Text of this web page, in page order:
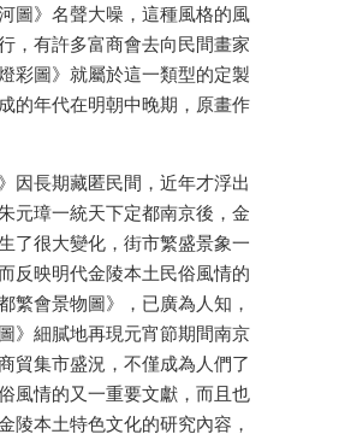
圖》名聲大噪，這種風格的風
，有許多富商會去向民間畫家
彩圖》就屬於這一類型的定製
的年代在明朝中晚期，原畫作
因長期藏匿民間，近年才浮出
元璋一統天下定都南京後，金
了很大變化，街市繁盛景象一
反映明代金陵本土民俗風情的
繁會景物圖》，已廣為人知，
》細膩地再現元宵節期間南京
貿集市盛況，不僅成為人們了
風情的又一重要文獻，而且也
陵本土特色文化的研究內容，